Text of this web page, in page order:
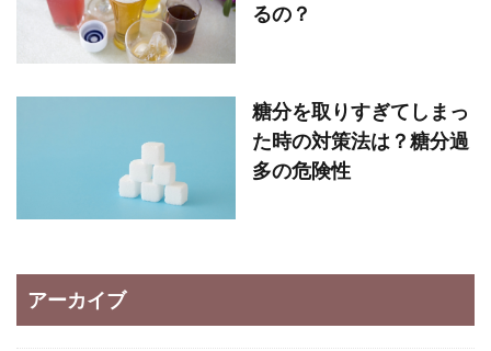
るの？
糖分を取りすぎてしまっ
た時の対策法は？糖分過
多の危険性
アーカイブ